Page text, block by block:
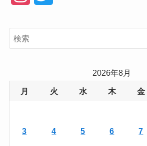
e
2026年8月
月 火 水 木 金
3 4 5 6 7